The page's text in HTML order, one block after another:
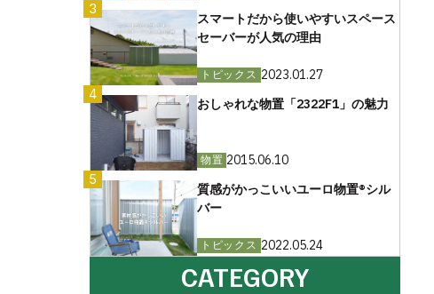
3
スマートだから使いやすいスペース
セーバーが人気の理由
トピックス 2023.01.27
4
おしゃれな物置「2322F1」の魅力
物置 2015.06.10
5
質感がかっこいいユーロ物置®︎シル
バー
トピックス 2022.05.24
CATEGORY